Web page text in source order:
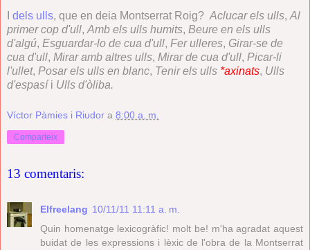
dels ulls, que en deia Montserrat Roig?Aclucar els ulls,Al
primer cop d'ull,Amb els ulls humits, Beure en els ulls
d'algú, Esguardar-lo de cua d'ull, Fer ulleres, Girar-se de
cua d'ull, Mirar amb altres ulls, Mirar de cua d'ull, Picar-li
l'ullet, Posar els ulls en blanc, Tenir els ulls *axinats, Ulls
d'espasí i Ulls d'òliba.
Víctor Pàmies i Riudor a 8:00 a. m.
Comparteix
13 comentaris:
Elfreelang 10/11/11 11:11 a. m.
Quin homenatge lexicogràfic! molt be! m'ha agradat aquest
buidat de les expressions i lèxic de l'obra de la Montserrat